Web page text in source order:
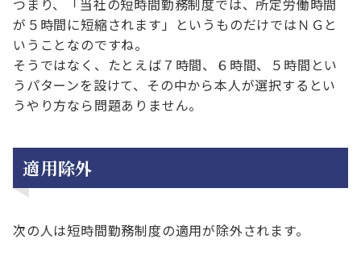
つまり、「当社の短時間勤務制度では、所定労働時間
が５時間に短縮されます」というものだけではＮＧと
いうことなのですね。
そうではなく、たとえば７時間、６時間、５時間とい
うパターンを設けて、その中から本人が選択するとい
うやり方なら問題ありません。
適用除外
次の人は短時間勤務制度の適用が除外されます。